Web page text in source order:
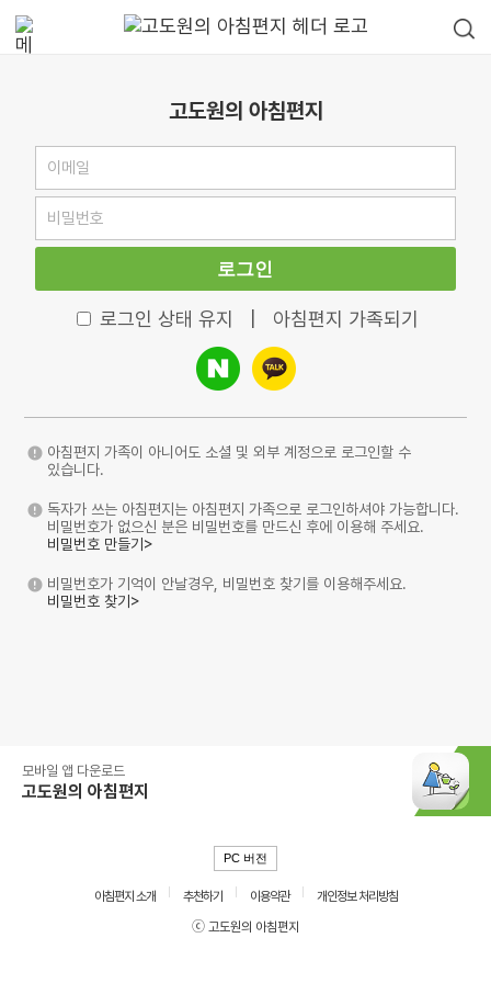
고도원의 아침편지
로그인
로그인 상태 유지 아침편지 가족되기
아침편지 가족이 아니어도 소셜 및 외부 계정으로 로그인할 수
있습니다.
독자가 쓰는 아침편지는 아침편지 가족으로 로그인하셔야 가능합니다.
비밀번호가 없으신 분은 비밀번호를 만드신 후에 이용해 주세요.
비밀번호 만들기>
비밀번호가 기억이 안날경우, 비밀번호 찾기를 이용해주세요.
비밀번호 찾기>
모바일 앱 다운로드
고도원의 아침편지
PC 버전
아침편지 소개 추천하기 이용약관
개인정보 처리방침
ⓒ 고도원의 아침편지